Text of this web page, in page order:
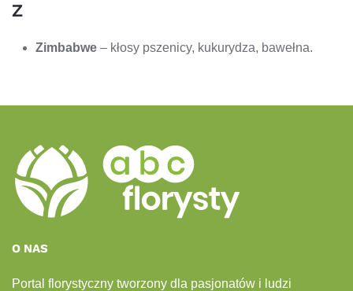
Z
Zimbabwe – kłosy pszenicy, kukurydza, bawełna.
O NAS
Portal florystyczny tworzony dla pasjonatów i ludzi